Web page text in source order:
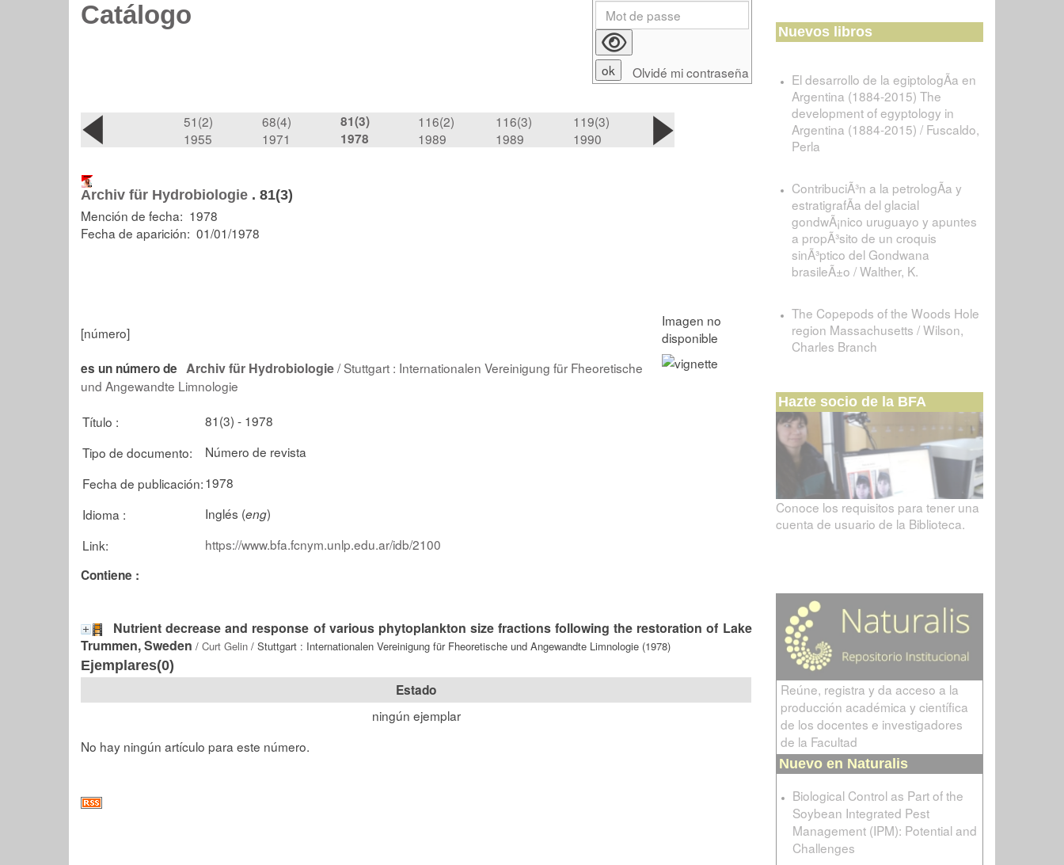
Catálogo
51(2)
1955
68(4)
1971
81(3)
1978
116(2)
1989
116(3)
1989
119(3)
1990
Archiv für Hydrobiologie . 81(3)
Mención de fecha: 1978
Fecha de aparición: 01/01/1978
[número]
es un número de Archiv für Hydrobiologie/ Stuttgart : Internationalen Vereinigung für Fheoretische
und Angewandte Limnologie
Título :
81(3) - 1978
Tipo de documento:
Número de revista
Fecha de publicación:1978
Idioma :
Inglés (eng)
Link:
https://www.bfa.fcnym.unlp.edu.ar/idb/2100
Contiene :
Nutrient decrease and response of various phytoplankton size fractions following the restoration of Lake
Trummen, Sweden / Curt Gelin / Stuttgart : Internationalen Vereinigung für Fheoretische und Angewandte Limnologie (1978)
Ejemplares(0)
Estado
ningún ejemplar
No hay ningún artículo para este número.
Olvidé mi contraseña
Nuevos libros
El desarrollo de la egiptologÃ­a en
Argentina (1884-2015) The
development of egyptology in
Argentina (1884-2015) / Fuscaldo,
Perla
ContribuciÃ³n a la petrologÃ­a y
estratigrafÃ­a del glacial
gondwÃ¡nico uruguayo y apuntes
a propÃ³sito de un croquis
sinÃ³ptico del Gondwana
brasileÃ±o / Walther, K.
The Copepods of the Woods Hole
region Massachusetts / Wilson,
Charles Branch
Hazte socio de la BFA
Conoce los requisitos para tener una
cuenta de usuario de la Biblioteca.
Reúne, registra y da acceso a la
producción académica y científica
de los docentes e investigadores
de la Facultad
Nuevo en Naturalis
Biological Control as Part of the
Soybean Integrated Pest
Management (IPM): Potential and
Challenges